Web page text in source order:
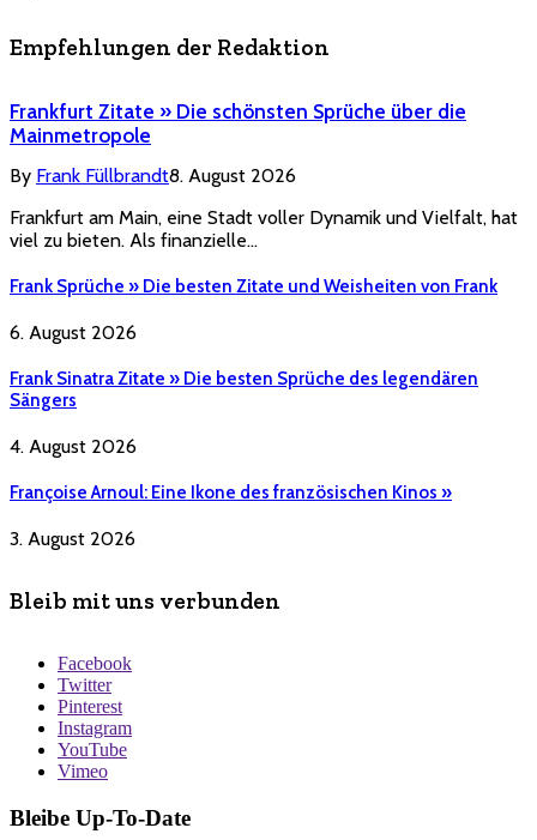
Empfehlungen der Redaktion
Frankfurt Zitate » Die schönsten Sprüche über die
Mainmetropole
By Frank Füllbrandt8. August 2026
Frankfurt am Main, eine Stadt voller Dynamik und Vielfalt, hat
viel zu bieten. Als finanzielle…
Frank Sprüche » Die besten Zitate und Weisheiten von Frank
6. August 2026
Frank Sinatra Zitate » Die besten Sprüche des legendären
Sängers
4. August 2026
Françoise Arnoul: Eine Ikone des französischen Kinos »
3. August 2026
Bleib mit uns verbunden
Facebook
Twitter
Pinterest
Instagram
YouTube
Vimeo
Bleibe Up-To-Date